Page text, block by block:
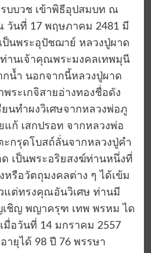
บบวช เข้าพิธีอุปสมบท ณ
นที่ 17 พฤษภาคม 2481 มี
ป็นพระอุปัชฌาย์ หลวงปู่ผาด
านเจ้าคุณพระมงคลเทพมุนี
น้ำ นอกจากนี้หลวงปู่ผาด
ระเกจิสายอ่างทองชื่อดัง
นทำผงวิเศษจากหลวงพ่อภู
แก้ เสกปรอท จากหลวงพ่อ
ะกรุดโบสถ์ลั่นจากหลวงปู่คำ
เป็นพระอริยสงฆ์ท่านหนึ่งที่
หรือวัตถุมงคลต่าง ๆ ได้เข้ม
แต่ทรงคุณอันวิเศษ ท่านมี
ชิญ พญาครุฑ เทพ พรหม ได
อวันที่ 14 มกราคม 2557
ายุได้ 98 ปี 76 พรรษา